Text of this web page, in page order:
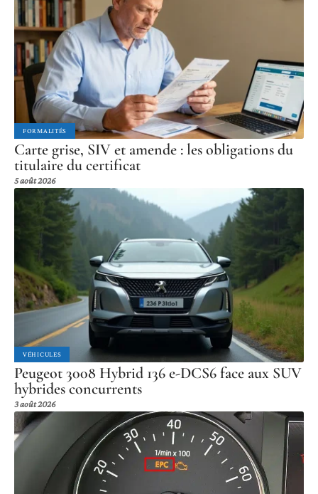
FORMALITÉS
Carte grise, SIV et amende : les obligations du
titulaire du certificat
5 août 2026
VÉHICULES
Peugeot 3008 Hybrid 136 e-DCS6 face aux SUV
hybrides concurrents
3 août 2026